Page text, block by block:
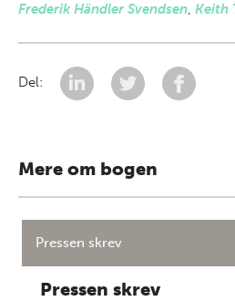
Frederik Händler Svendsen, Keith
Del:
Mere om bogen
Pressen skrev
Pressen skrev